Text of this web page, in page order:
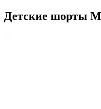
Детские шорты